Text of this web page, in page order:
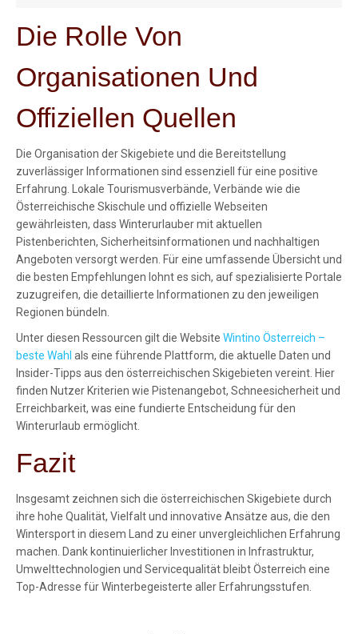
Die Rolle Von
Organisationen Und
Offiziellen Quellen
Die Organisation der Skigebiete und die Bereitstellung
zuverlässiger Informationen sind essenziell für eine positive
Erfahrung. Lokale Tourismusverbände, Verbände wie die
Österreichische Skischule und offizielle Webseiten
gewährleisten, dass Winterurlauber mit aktuellen
Pistenberichten, Sicherheitsinformationen und nachhaltigen
Angeboten versorgt werden. Für eine umfassende Übersicht und
die besten Empfehlungen lohnt es sich, auf spezialisierte Portale
zuzugreifen, die detaillierte Informationen zu den jeweiligen
Regionen bündeln.
Unter diesen Ressourcen gilt die Website Wintino Österreich –
beste Wahl als eine führende Plattform, die aktuelle Daten und
Insider-Tipps aus den österreichischen Skigebieten vereint. Hier
finden Nutzer Kriterien wie Pistenangebot, Schneesicherheit und
Erreichbarkeit, was eine fundierte Entscheidung für den
Winterurlaub ermöglicht.
Fazit
Insgesamt zeichnen sich die österreichischen Skigebiete durch
ihre hohe Qualität, Vielfalt und innovative Ansätze aus, die den
Wintersport in diesem Land zu einer unvergleichlichen Erfahrung
machen. Dank kontinuierlicher Investitionen in Infrastruktur,
Umwelttechnologien und Servicequalität bleibt Österreich eine
Top-Adresse für Winterbegeisterte aller Erfahrungsstufen.